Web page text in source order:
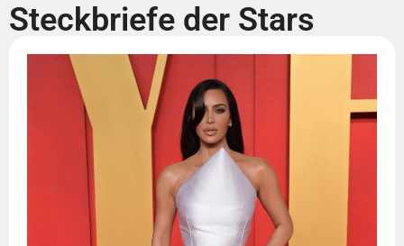
Steckbriefe der Stars